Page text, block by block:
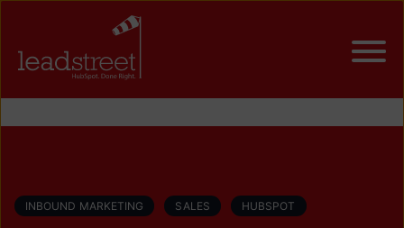
INBOUND MARKETING SALES HUBSPOT